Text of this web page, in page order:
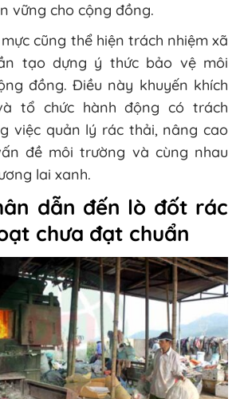
vững cho cộng đồng.
cũng thể hiện trách nhiệm xã
tạo dựng ý thức bảo vệ môi
đồng. Điều này khuyến khích
tổ chức hành động có trách
việc quản lý rác thải, nâng cao
đề môi trường và cùng nhau
lai xanh.
dẫn đến lò đốt rác
chưa đạt chuẩn